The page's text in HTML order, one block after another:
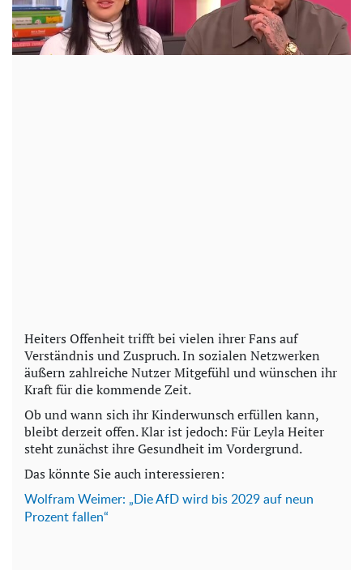
Heiters Offenheit trifft bei vielen ihrer Fans auf
Verständnis und Zuspruch. In sozialen Netzwerken
äußern zahlreiche Nutzer Mitgefühl und wünschen ihr
Kraft für die kommende Zeit.
Ob und wann sich ihr Kinderwunsch erfüllen kann,
bleibt derzeit offen. Klar ist jedoch: Für Leyla Heiter
steht zunächst ihre Gesundheit im Vordergrund.
Das könnte Sie auch interessieren:
Wolfram Weimer: „Die AfD wird bis 2029 auf neun
Prozent fallen“